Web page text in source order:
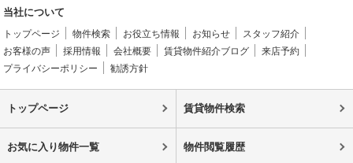
当社について
トップページ 物件検索 お役立ち情報 お知らせ
スタッフ紹介
お客様の声
採用情報 会社概要 賃貸物件紹介ブログ
来店予約
プライバシーポリシー
勧誘方針
トップページ 賃貸物件検索
お気に入り物件一覧 物件閲覧履歴